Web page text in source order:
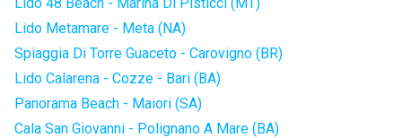
Lido Metamare - Meta (NA)
Spiaggia Di Torre Guaceto - Carovigno (BR)
Lido Calarena - Cozze - Bari (BA)
Panorama Beach - Maiori (SA)
Cala San Giovanni - Polignano A Mare (BA)